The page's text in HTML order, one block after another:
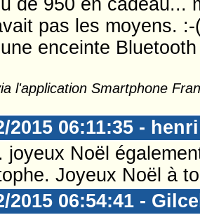
pas les moyens. :-
enceinte
l'application Smartphone
2015 06:11:35 - henri
joyeux Noël
Joyeux Noël à
2015 06:54:41 -